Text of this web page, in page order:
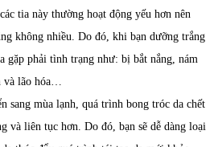
tia này thường hoạt động yếu hơn nên
không nhiều. Do đó, khi bạn dưỡng trắng
gặp phải tình trạng như: bị bắt nắng, nám
và lão hóa…
sang mùa lạnh, quá trình bong tróc da chết
và liên tục hơn. Do đó, bạn sẽ dễ dàng loại